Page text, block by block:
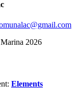
2026
Elements